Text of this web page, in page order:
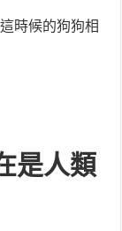
時候的狗狗相
是人類